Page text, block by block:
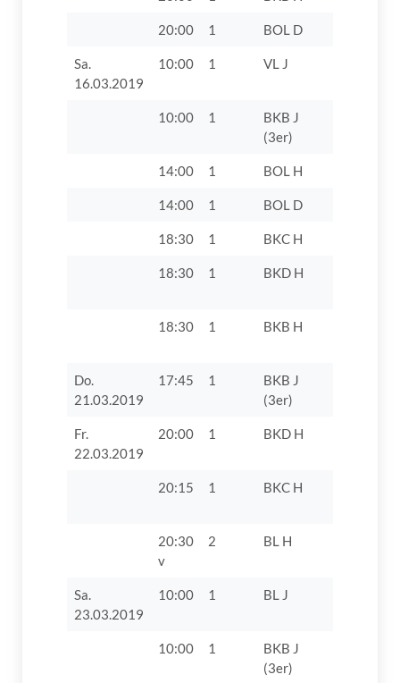
20:00 1 BOL D
Sa.
16.03.2019
10:00 1 VL J
10:00 1
BKB J
(3er)
14:00 1 BOL H
14:00 1 BOL D
18:30 1 BKC H
18:30 1 BKD H
18:30 1 BKB H
Do.
21.03.2019
17:45 1
BKB J
(3er)
Fr.
22.03.2019
20:00 1 BKD H
20:15 1 BKC H
20:30
v
2 BL H
Sa.
23.03.2019
10:00 1 BL J
10:00 1
BKB J
(3er)